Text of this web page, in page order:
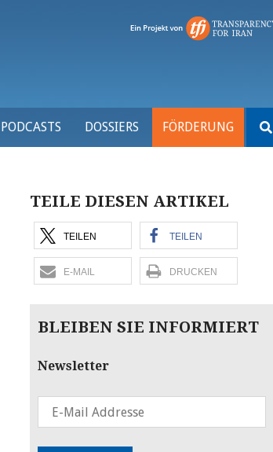
PODCASTS DOSSIERS FÖRDERUNG
nach:
TEILE DIESEN ARTIKEL
TEILEN TEILEN
E-MAIL DRUCKEN
BLEIBEN SIE INFORMIERT
Newsletter